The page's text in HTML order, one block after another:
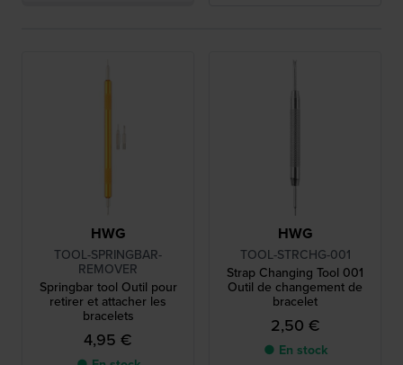
HWG
TOOL-SPRINGBAR-
REMOVER
Springbar tool Outil pour
retirer et attacher les
bracelets
4,95 €
HWG
TOOL-STRCHG-001
Strap Changing Tool 001
Outil de changement de
bracelet
2,50 €
● En stock